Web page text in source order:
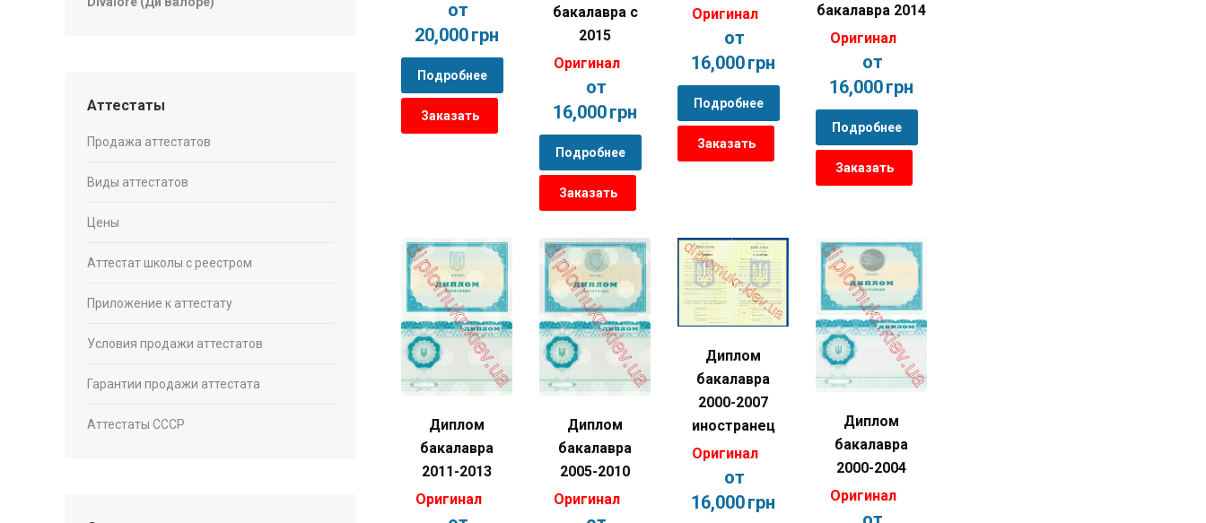
от
20,000грн
Подробнее
Заказать
бакалавра с
2015
Оригинал
от
16,000грн
Подробнее
Заказать
Оригинал
от
16,000грн
Подробнее
Заказать
бакалавра 2014
Оригинал
от
16,000грн
Подробнее
Заказать
Диплом
бакалавра
2011-2013
Оригинал
Диплом
бакалавра
2005-2010
Оригинал
Диплом
бакалавра
2000-2007
иностранец
Оригинал
от
16,000грн
Диплом
бакалавра
2000-2004
Оригинал
Аттестаты
Продажа аттестатов
Виды аттестатов
Цены
Аттестат школы с реестром
Приложение к аттестату
Условия продажи аттестатов
Гарантии продажи аттестата
Аттестаты СССР